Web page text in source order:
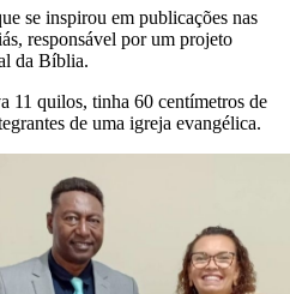
se inspirou em publicações nas
responsável por um projeto
da Bíblia.
11 quilos, tinha 60 centímetros de
de uma igreja evangélica.